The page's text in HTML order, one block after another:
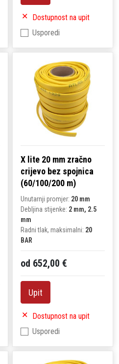
Dostupnost na upit
Usporedi
X lite 20 mm zračno
crijevo bez spojnica
(60/100/200 m)
Unutarnji promjer: 20 mm
Debljina stijenke: 2 mm, 2.5
mm
Radni tlak, maksimalni: 20
BAR
od 652,00 €
Upit
Dostupnost na upit
Usporedi